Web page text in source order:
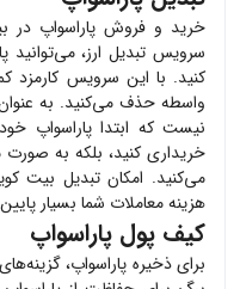
خرید و فروشپاراسواپ در
سرویس تبدیل ارز، می‌توانید
کنید. با این سرویس کارمزد
واسطه حذف می‌کنید. به
نیست که ابتداپاراسواپ
خریداری کنید، بلکه به صورت
می‌کنید. امکان تبدیل بیت
هزینه معاملات شما بسیار
کیف پول پاراسواپ
برای ذخیره پاراسواپ،